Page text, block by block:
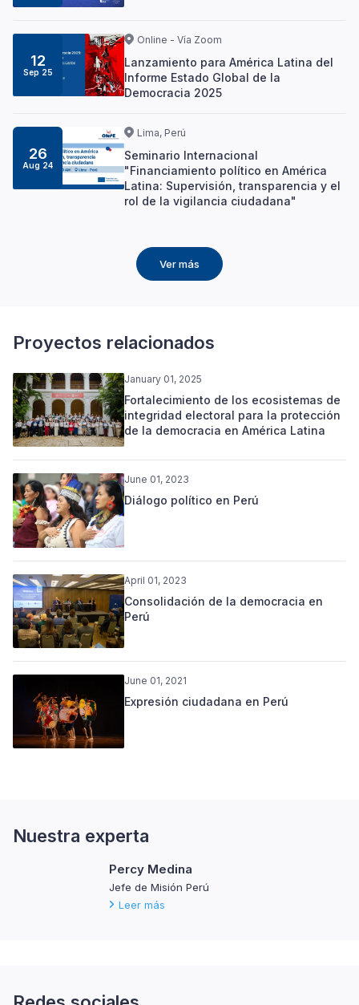
12
Sep 25
Online - Vía Zoom
Lanzamiento para América Latina del
Informe Estado Global de la
Democracia 2025
26
Aug 24
Lima, Perú
Seminario Internacional
"Financiamiento político en América
Latina: Supervisión, transparencia y el
rol de la vigilancia ciudadana"
Ver más
Proyectos relacionados
January 01, 2025
Fortalecimiento de los ecosistemas de
integridad electoral para la protección
de la democracia en América Latina
June 01, 2023
Diálogo político en Perú
April 01, 2023
Consolidación de la democracia en
Perú
June 01, 2021
Expresión ciudadana en Perú
Nuestra experta
Percy Medina
Jefe de Misión Perú
Leer más